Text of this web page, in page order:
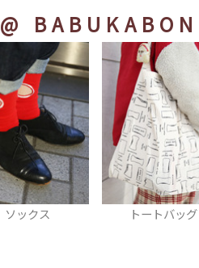
@ BABUKABON
トートバッグ 帽子